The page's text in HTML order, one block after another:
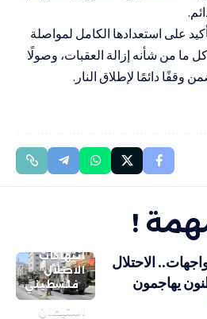
على استعدادها الكامل لمواصلة
ما من شأنه إزالة العقبات، وصولًا
وقفًا دائمًا لإطلاق النار.
!
انتهاكات
الاحتلال
فلسطيني
الاحتلال
يهاجمون
استيطان